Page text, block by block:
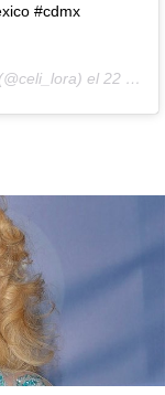
#cdmx
(@celi_lora) el 22 de Ago de 2019 a las 8:40 PDT